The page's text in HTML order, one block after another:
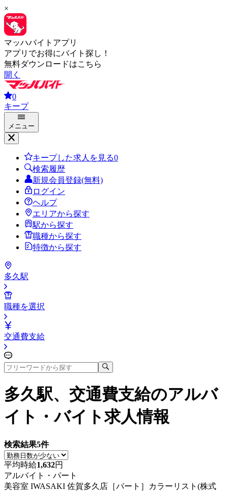
×
マッハバイトアプリ
アプリでお得にバイト探し！
無料ダウンロードはこちら
開く
0
キープ
メニュー
キープした求人を見る0
検索履歴
新規会員登録(無料)
ログイン
ヘルプ
エリアから探す
駅から探す
職種から探す
特徴から探す
多久駅
職種を選択
交通費支給
多久駅、交通費支給のアルバ
イト・バイト求人情報
検索結果5件
平均時給1,632円
アルバイト・パート
美容室 IWASAKI 佐賀多久店［パート］カラーリスト(株式